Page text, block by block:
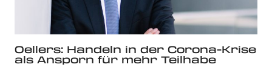
Oellers: Handeln in der Corona-Krise
als Ansporn für mehr Teilhabe